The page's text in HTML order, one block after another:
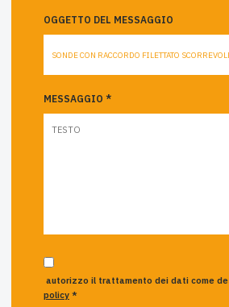
OGGETTO DEL MESSAGGIO
MESSAGGIO *
autorizzo il trattamento dei dati come
policy*